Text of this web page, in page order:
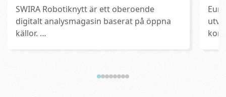
SWIRA Robotiknytt är ett oberoende
digitalt analysmagasin baserat på öppna
källor. …